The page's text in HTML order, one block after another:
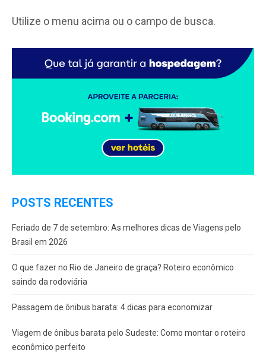
Utilize o menu acima ou o campo de busca.
POSTS RECENTES
Feriado de 7 de setembro: As melhores dicas de Viagens pelo
Brasil em 2026
O que fazer no Rio de Janeiro de graça? Roteiro econômico
saindo da rodoviária
Passagem de ônibus barata: 4 dicas para economizar
Viagem de ônibus barata pelo Sudeste: Como montar o roteiro
econômico perfeito